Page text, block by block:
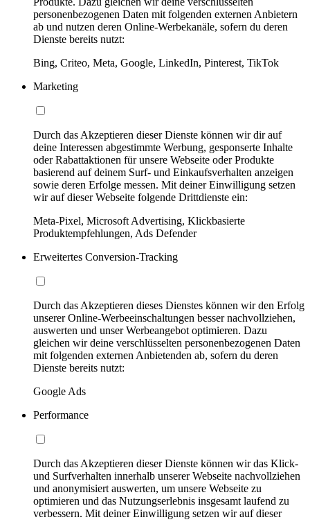
personenbezogenen Daten mit folgenden externen Anbietern
ab und nutzen deren Online-Werbekanäle, sofern du deren
Dienste bereits nutzt:
Bing, Criteo, Meta, Google, LinkedIn, Pinterest, TikTok
Marketing
Durch das Akzeptieren dieser Dienste können wir dir auf
deine Interessen abgestimmte Werbung, gesponserte Inhalte
oder Rabattaktionen für unsere Webseite oder Produkte
basierend auf deinem Surf- und Einkaufsverhalten anzeigen
sowie deren Erfolge messen. Mit deiner Einwilligung setzen
wir auf dieser Webseite folgende Drittdienste ein:
Meta-Pixel, Microsoft Advertising, Klickbasierte
Produktempfehlungen, Ads Defender
Erweitertes Conversion-Tracking
Durch das Akzeptieren dieses Dienstes können wir den Erfolg
unserer Online-Werbeeinschaltungen besser nachvollziehen,
auswerten und unser Werbeangebot optimieren. Dazu
gleichen wir deine verschlüsselten personenbezogenen Daten
mit folgenden externen Anbietenden ab, sofern du deren
Dienste bereits nutzt:
Google Ads
Performance
Durch das Akzeptieren dieser Dienste können wir das Klick-
und Surfverhalten innerhalb unserer Webseite nachvollziehen
und anonymisiert auswerten, um unsere Webseite zu
optimieren und das Nutzungserlebnis insgesamt laufend zu
verbessern. Mit deiner Einwilligung setzen wir auf dieser